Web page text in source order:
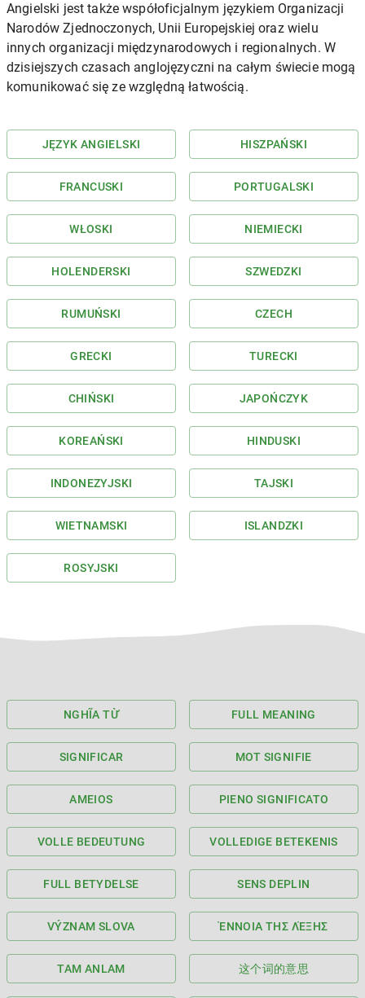
Angielski jest także współoficjalnym językiem Organizacji
Narodów Zjednoczonych, Unii Europejskiej oraz wielu
innych organizacji międzynarodowych i regionalnych. W
dzisiejszych czasach anglojęzyczni na całym świecie mogą
komunikować się ze względną łatwością.
JĘZYK ANGIELSKI HISZPAŃSKI
FRANCUSKI PORTUGALSKI
WŁOSKI NIEMIECKI
HOLENDERSKI SZWEDZKI
RUMUŃSKI CZECH
GRECKI TURECKI
CHIŃSKI JAPOŃCZYK
KOREAŃSKI HINDUSKI
INDONEZYJSKI TAJSKI
WIETNAMSKI ISLANDZKI
ROSYJSKI
NGHĨA TỪ FULL MEANING
SIGNIFICAR MOT SIGNIFIE
AMEIOS PIENO SIGNIFICATO
VOLLE BEDEUTUNG VOLLEDIGE BETEKENIS
FULL BETYDELSE SENS DEPLIN
VÝZNAM SLOVA ΈΝΝΟΙΑ ΤΗΣ ΛΈΞΗΣ
TAM ANLAM 这个词的意思